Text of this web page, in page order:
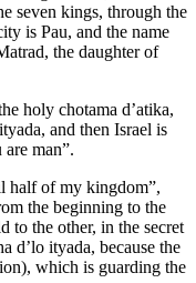
seven kings, through the
is Pau, and the name
the daughter of
holy chotama d’atika,
and then Israel is
are man”.
half of my kingdom”,
the beginning to the
to the other, in the secret
d’lo ityada, because the
which is guarding the